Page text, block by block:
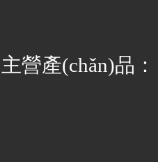
主營產(chǎn)品：